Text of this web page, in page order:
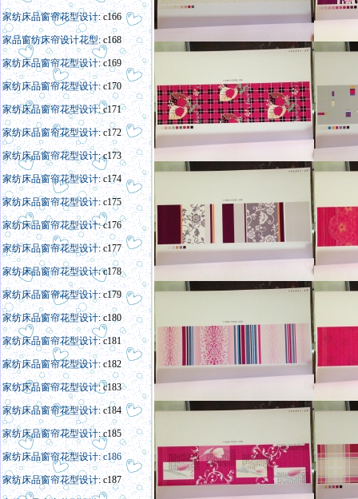
家纺床品窗帘花型设计: c166
家品窗纺床帘设计花型: c168
家纺床品窗帘花型设计: c169
家纺床品窗帘花型设计: c170
家纺床品窗帘花型设计: c171
家纺床品窗帘花型设计: c172
家纺床品窗帘花型设计: c173
家纺床品窗帘花型设计: c174
家纺床品窗帘花型设计: c175
家纺床品窗帘花型设计: c176
家纺床品窗帘花型设计: c177
家纺床品窗帘花型设计: c178
家纺床品窗帘花型设计: c179
家纺床品窗帘花型设计: c180
家纺床品窗帘花型设计: c181
家纺床品窗帘花型设计: c182
家纺床品窗帘花型设计: c183
家纺床品窗帘花型设计: c184
家纺床品窗帘花型设计: c185
家纺床品窗帘花型设计: c186
家纺床品窗帘花型设计: c187